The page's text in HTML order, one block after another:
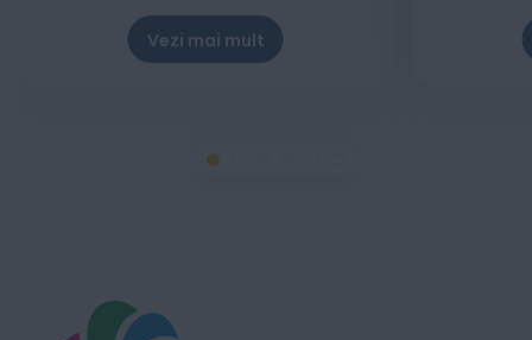
Vezi mai mult